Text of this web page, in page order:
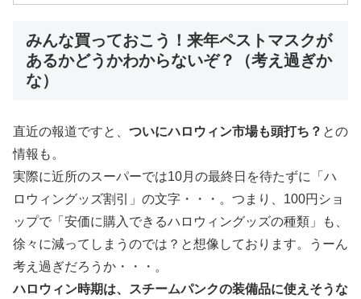
みんな買っておこう！来年ペストマスクが
あるかどうかわからないぞ？（考え過ぎか
な）
直近の報道ですと、 ついにハロウィン市場も頭打ち？ との
情報も。
実際に近所のスーパーでは10月の最終日を待たずに「ハ
ロウィングッズ割引」の文字・・・。つまり、100円ショ
ップで「安価に購入できるハロウィングッズの種類」も、
徐々に減ってしまうのでは？と想像しております。うーん
考え過ぎだろうか・・・。
ハロウィン時期は、スチームパンクの装備品に使えそうな